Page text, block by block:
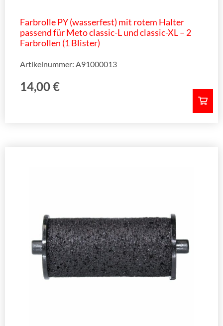
Farbrolle PY (wasserfest) mit rotem Halter
passend für Meto classic-L und classic-XL – 2
Farbrollen (1 Blister)
14,00€
Artikelnummer: A91000013